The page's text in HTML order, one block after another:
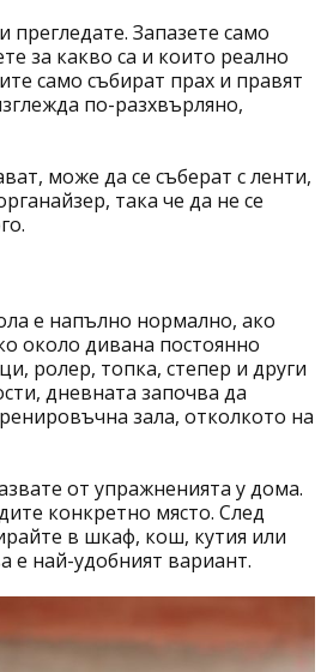
прегледате. Запазете само
за какво са и които реално
само събират прах и правят
по-разхвърляно,
може да се съберат с ленти,
така че да не се
е напълно нормално, ако
около дивана постоянно
ролер, топка, степер и други
дневната започва да
зала, отколкото на
от упражненията у дома.
конкретно място. След
в шкаф, кош, кутия или
е най-удобният вариант.